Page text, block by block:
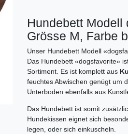
Hundebett Modell
Grösse M, Farbe
Unser Hundebett Modell
Das Hundebett «dogsfavorite»
Sortiment. Es ist komplett aus
feuchtes Abwischen genügt um
Unterboden ebenfalls aus
Das Hundebett ist somit
Hundekissen eignet sich
legen, oder sich einkuscheln.